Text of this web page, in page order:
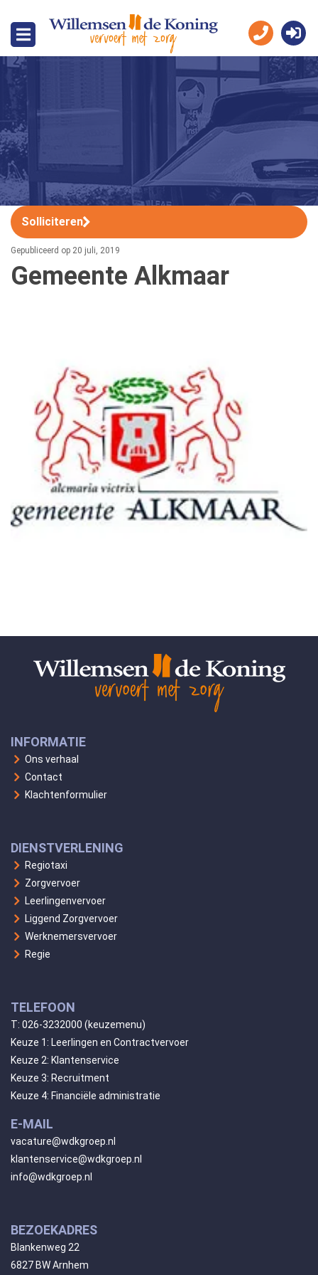
Solliciteren
Gepubliceerd op 20 juli, 2019
Gemeente Alkmaar
INFORMATIE
Ons verhaal
Contact
Klachtenformulier
DIENSTVERLENING
Regiotaxi
Zorgvervoer
Leerlingenvervoer
Liggend Zorgvervoer
Werknemersvervoer
Regie
TELEFOON
T: 026-3232000 (keuzemenu)
Keuze 1: Leerlingen en Contractvervoer
Keuze 2: Klantenservice
Keuze 3: Recruitment
Keuze 4: Financiële administratie
E-MAIL
vacature@wdkgroep.nl
klantenservice@wdkgroep.nl
info@wdkgroep.nl
BEZOEKADRES
Blankenweg 22
6827 BW Arnhem